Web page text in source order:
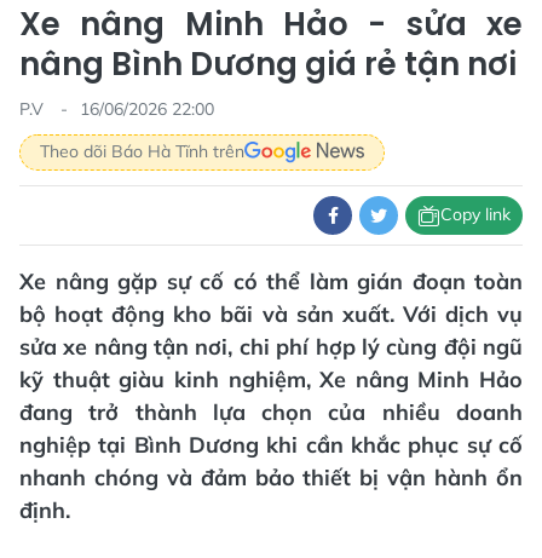
Xe nâng Minh Hảo - sửa xe
nâng Bình Dương giá rẻ tận nơi
P.V
16/06/2026 22:00
Theo dõi Báo Hà Tĩnh trên
Copy link
Xe nâng gặp sự cố có thể làm gián đoạn toàn
bộ hoạt động kho bãi và sản xuất. Với dịch vụ
sửa xe nâng tận nơi, chi phí hợp lý cùng đội ngũ
kỹ thuật giàu kinh nghiệm, Xe nâng Minh Hảo
đang trở thành lựa chọn của nhiều doanh
nghiệp tại Bình Dương khi cần khắc phục sự cố
nhanh chóng và đảm bảo thiết bị vận hành ổn
định.